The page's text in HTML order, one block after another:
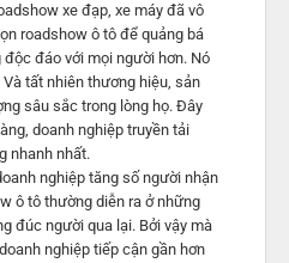
xe đạp, xe máy đã vô
roadshow ô tô để quảng bá
đáo với mọi người hơn. Nó
tất nhiên thương hiệu, sản
sâu sắc trong lòng họ. Đây
doanh nghiệp truyền tải
nhanh nhất.
nghiệp tăng số người nhận
ô tô thường diễn ra ở những
đúc người qua lại. Bởi vậy mà
nghiệp tiếp cận gần hơn